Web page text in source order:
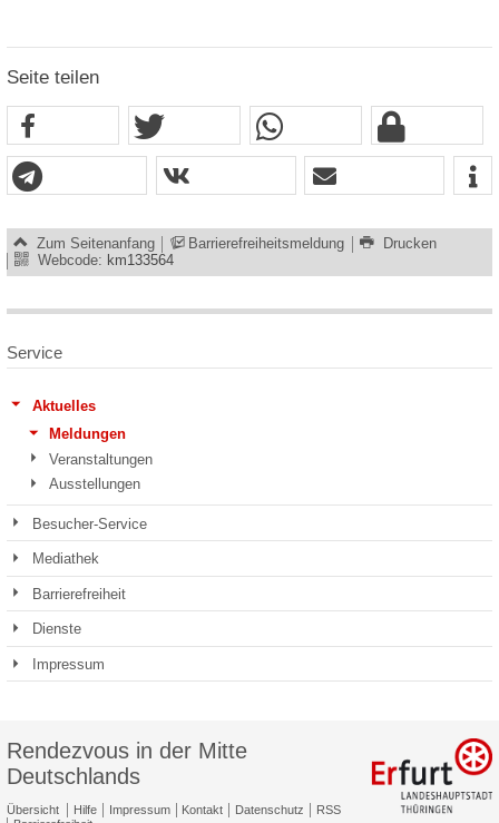
Seite teilen
Zum Seitenanfang Barrierefreiheitsmeldung
Drucken
Webcode: km133564
Service
Aktuelles
Meldungen
Veranstaltungen
Ausstellungen
Besucher-Service
Mediathek
Barrierefreiheit
Dienste
Impressum
Rendezvous in der Mitte
Deutschlands
Übersicht Hilfe Impressum Kontakt Datenschutz
RSS